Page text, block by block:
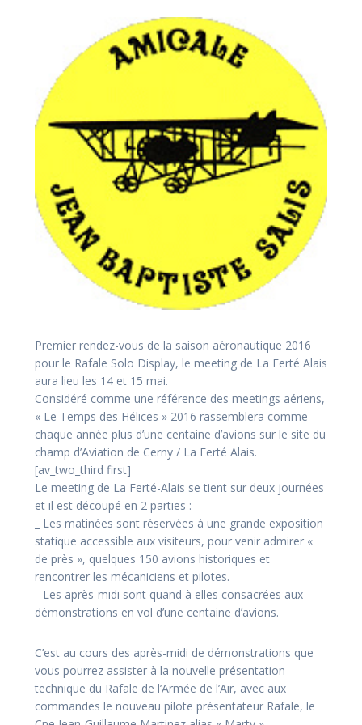
Premier rendez-vous de la saison aéronautique 2016
pour le Rafale Solo Display, le meeting de La Ferté Alais
aura lieu les 14 et 15 mai.
Considéré comme une référence des meetings aériens,
« Le Temps des Hélices » 2016 rassemblera comme
chaque année plus d’une centaine d’avions sur le site du
champ d’Aviation de Cerny / La Ferté Alais.
[av_two_third first]
Le meeting de La Ferté-Alais se tient sur deux journées
et il est découpé en 2 parties :
_ Les matinées sont réservées à une grande exposition
statique accessible aux visiteurs, pour venir admirer «
de près », quelques 150 avions historiques et
rencontrer les mécaniciens et pilotes.
_ Les après-midi sont quand à elles consacrées aux
démonstrations en vol d’une centaine d’avions.
C’est au cours des après-midi de démonstrations que
vous pourrez assister à la nouvelle présentation
technique du Rafale de l’Armée de l’Air, avec aux
commandes le nouveau pilote présentateur Rafale, le